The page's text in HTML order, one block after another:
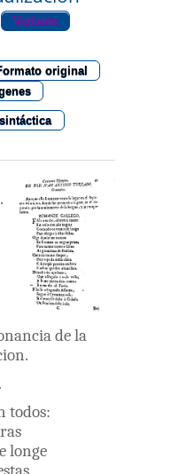
Variante
original
.
dela
.
.
todos:
longe